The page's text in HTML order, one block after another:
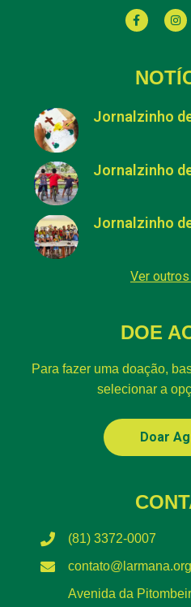
Jornalzinho
Jornalzinho
Jornalzinho
Ver
DOE
Para fazer uma doação,
selecionar a
Doar
(81) 3372-0007
Avenida da